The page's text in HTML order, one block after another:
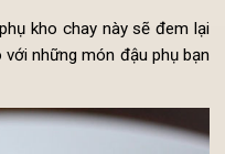
ớt chuông vào nồi kho,
cùng, đóng nắp, để ở
45 phút.